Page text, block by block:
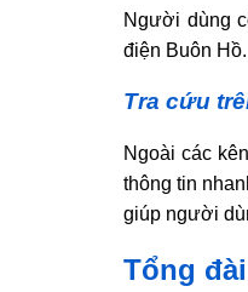
Người dùng
điện Buôn Hồ.
Tra cứu
Ngoài các
thông tin
giúp người
Tổng